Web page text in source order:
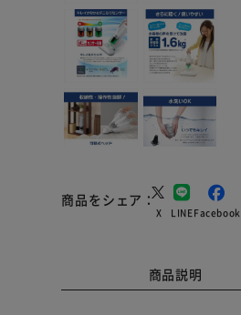
商品をシェア
X LINEFacebook
商品説明